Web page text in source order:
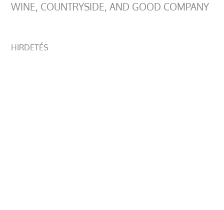
WINE, COUNTRYSIDE, AND GOOD COMPANY
HIRDETÉS